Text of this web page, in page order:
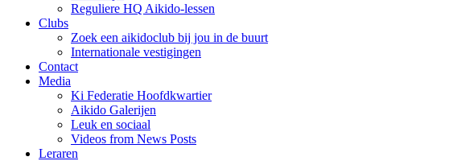
Reguliere HQ Aikido-lessen
Clubs
Zoek een aikidoclub bij jou in de buurt
Internationale vestigingen
Contact
Media
Ki Federatie Hoofdkwartier
Aikido Galerijen
Leuk en sociaal
Videos from News Posts
Leraren